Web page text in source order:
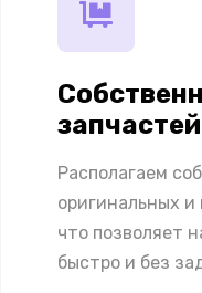
запчастей
Располагаем
оригинальных и
что позволяет
быстро и без